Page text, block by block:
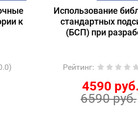
к
Использование
стандартных
(БСП) при
Рейтинг:
4590 руб.
6590 руб.